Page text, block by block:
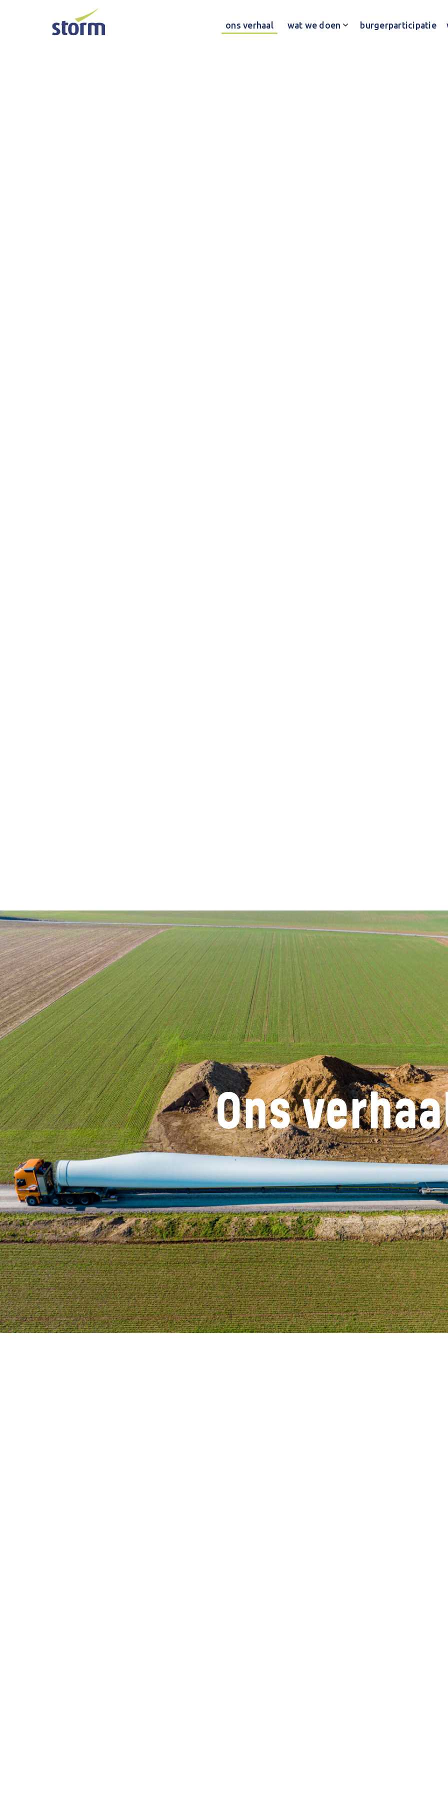
ons verhaal wat we doen burgerparticipatie
Ons